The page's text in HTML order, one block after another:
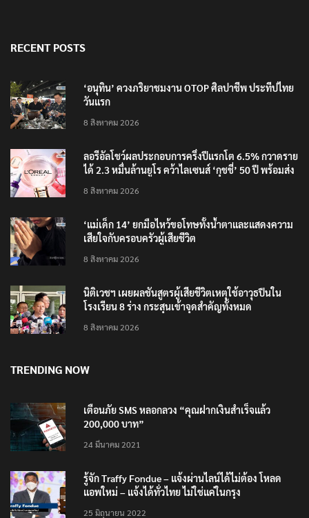
RECENT POSTS
‘อนุทิน’ ควงภริยาชมงาน OTOP ศิลปาชีพ ประทีปไทย
วันแรก
8 สิงหาคม 2026
ลอรีอัลโชว์ผลประกอบการครึ่งปีแรกโต 6.5% กวาดราย
ได้ 2.3 หมื่นล้านยูโร คว้าไลเซนส์ ‘กุชชี่’ 50 ปี พร้อมส่ง
8 สิงหาคม 2026
‘แม่เด็ก 14’ ยกมือไหว้ขอโทษทั้งน้ำตาและแสดงความ
เสียใจกับครอบครัวผู้เสียชีวิต
8 สิงหาคม 2026
นิติเวชฯ เผยผลชันสูตรผู้เสียชีวิตเหตุใช้อาวุธปืนใน
โรงเรียน 8 ร่าง กระสุนเข้าจุดสำคัญทั้งหมด
8 สิงหาคม 2026
TRENDING NOW
เตือนภัย SMS หลอกลวง “คุณฝากเงินสำเร็จแล้ว
200,000 บาท”
24 มีนาคม 2021
รู้จัก Traffy Fondue – แจ้งผ่านไลน์ได้ไม่ต้อง โหลด
แอพใหม่ – แจ้งได้ทั่วไทย ไม่ใช่แค่ในกรุง
25 มิถุนายน 2022